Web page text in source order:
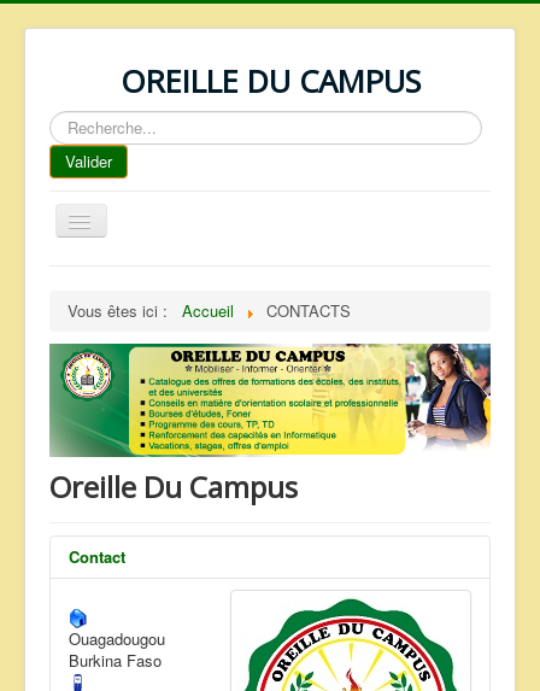
OREILLE DU CAMPUS
Rechercher
Valider
Basculer
la
REPERTOIRE
QUI SOMMES NOUS ?
NOS SERVICES
FAQ
CONTACTS
ANNONCES
Vous êtes ici : Accueil CONTACTS
Oreille Du Campus
Contact
Ouagadougou
Burkina Faso